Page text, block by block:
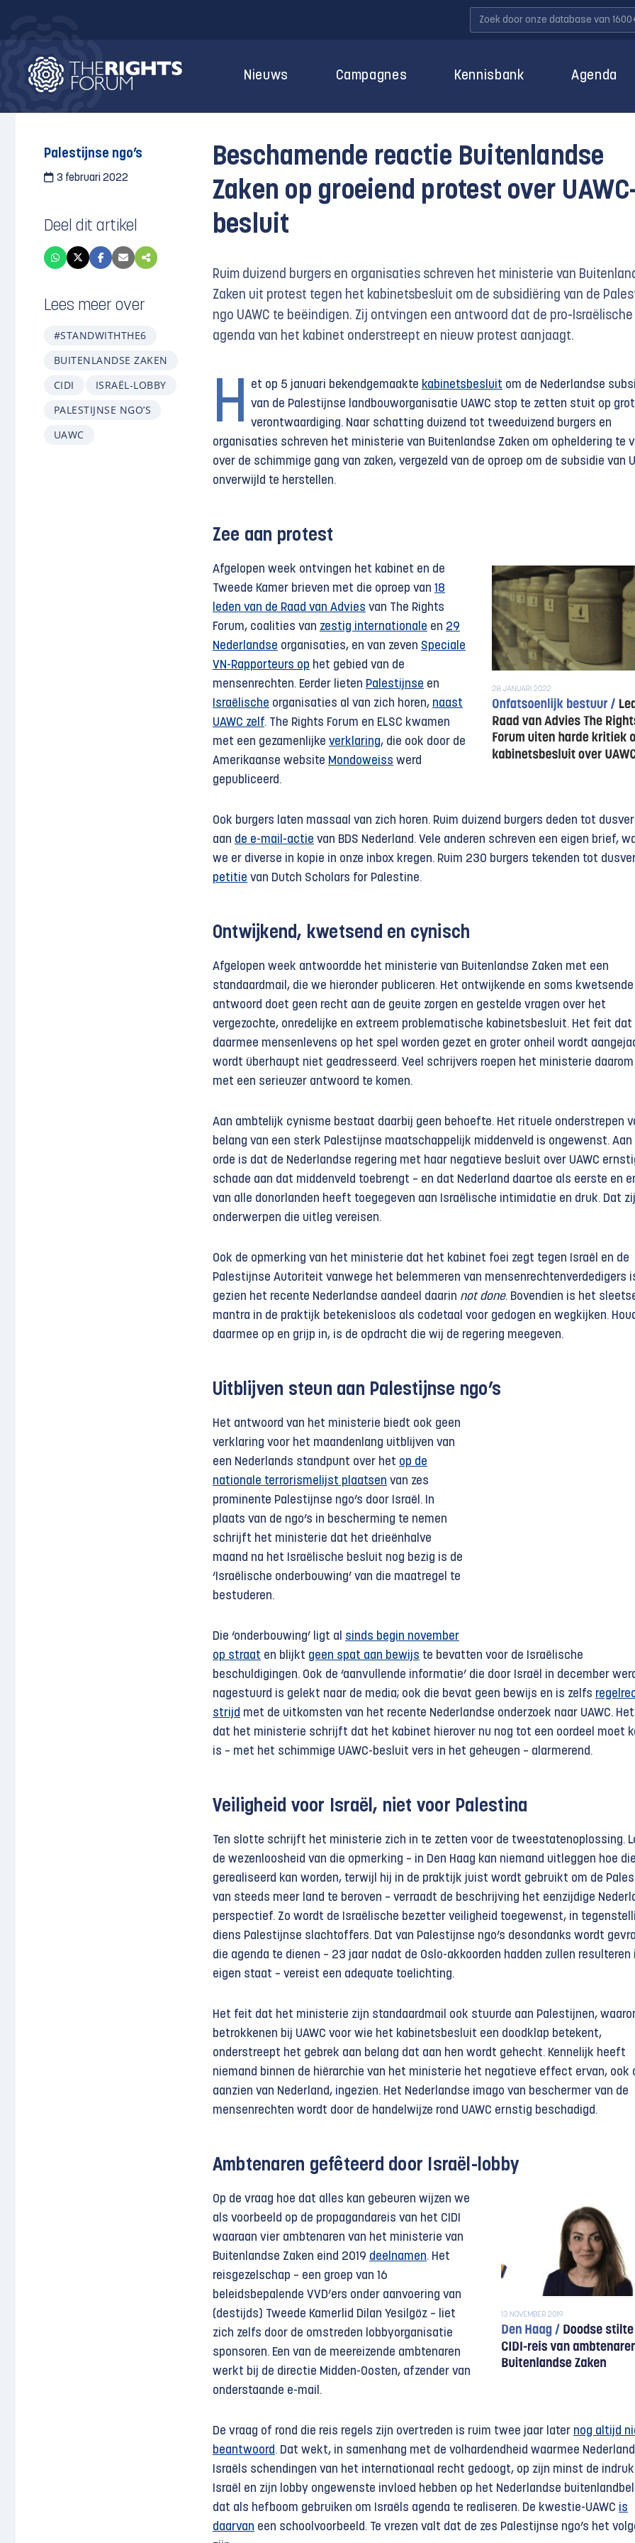
Nieuws Campagnes Kennisbank Agenda
Palestijnse ngo’s
3 februari 2022
Deel dit artikel
Lees meer over
#STANDWITHTHE6
BUITENLANDSE ZAKEN
CIDI
ISRAËL-LOBBY
PALESTIJNSE NGO’S
UAWC
Beschamende reactie Buitenlandse
Zaken op groeiend protest over
besluit
Ruim duizend burgers en organisaties schreven het ministerie van
Zaken uit protest tegen het kabinetsbesluit om de subsidiëring van de
ngo UAWC te beëindigen. Zij ontvingen een antwoord dat de pro-Israëlische
agenda van het kabinet onderstreept en nieuw protest aanjaagt.
H et op 5 januari bekendgemaakte kabinetsbesluit om de Nederlandse
van de Palestijnse landbouworganisatie UAWC stop te zetten stuit op
verontwaardiging. Naar schatting duizend tot tweeduizend burgers en
organisaties schreven het ministerie van Buitenlandse Zaken om opheldering te
over de schimmige gang van zaken, vergezeld van de oproep om de subsidie van
onverwijld te herstellen.
Zee aan protest
Afgelopen week ontvingen het kabinet en de
Tweede Kamer brieven met die oproep van 18
leden van de Raad van Advies van The Rights
Forum, coalities van zestig internationale en 29
Nederlandse organisaties, en van zeven Speciale
VN-Rapporteurs op het gebied van de
mensenrechten. Eerder lieten Palestijnse en
Israëlische organisaties al van zich horen, naast
UAWC zelf. The Rights Forum en ELSC kwamen
met een gezamenlijke verklaring, die ook door de
Amerikaanse website Mondoweiss werd
gepubliceerd.
Ook burgers laten massaal van zich horen. Ruim duizend burgers deden tot
aan de e-mail-actie van BDS Nederland. Vele anderen schreven een eigen brief,
we er diverse in kopie in onze inbox kregen. Ruim 230 burgers tekenden tot
petitie van Dutch Scholars for Palestine.
Ontwijkend, kwetsend en cynisch
Afgelopen week antwoordde het ministerie van Buitenlandse Zaken met een
standaardmail, die we hieronder publiceren. Het ontwijkende en soms kwetsende
antwoord doet geen recht aan de geuite zorgen en gestelde vragen over het
vergezochte, onredelijke en extreem problematische kabinetsbesluit. Het feit dat
daarmee mensenlevens op het spel worden gezet en groter onheil wordt
wordt überhaupt niet geadresseerd. Veel schrijvers roepen het ministerie daarom
met een serieuzer antwoord te komen.
Aan ambtelijk cynisme bestaat daarbij geen behoefte. Het rituele onderstrepen
belang van een sterk Palestijnse maat­schappelijk middenveld is ongewenst. Aan
orde is dat de Nederlandse regering met haar negatieve besluit over UAWC
schade aan dat middenveld toebrengt – en dat Nederland daartoe als eerste en
van alle donorlanden heeft toegegeven aan Israëlische intimidatie en druk. Dat
onderwerpen die uitleg vereisen.
Ook de opmerking van het ministerie dat het kabinet foei zegt tegen Israël en de
Palestijnse Autoriteit vanwege het belemmeren van mensenrechtenverdedigers
gezien het recente Nederlandse aandeel daarin not done. Bovendien is het
mantra in de praktijk betekenisloos als codetaal voor gedogen en wegkijken.
daarmee op en grijp in, is de opdracht die wij de regering meegeven.
Uitblijven steun aan Palestijnse ngo’s
Het antwoord van het ministerie biedt ook geen
verklaring voor het maandenlang uitblijven van
een Nederlands standpunt over het op de
nationale terrorismelijst plaatsen van zes
prominente Palestijnse ngo’s door Israël. In
plaats van de ngo’s in bescherming te nemen
schrijft het ministerie dat het drieënhalve
maand na het Israëlische besluit nog bezig is de
‘Israëlische onderbouwing’ van die maatregel te
bestuderen.
Die ‘onderbouwing’ ligt al sinds begin november
op straat en blijkt geen spat aan bewijs te bevatten voor de Israëlische
beschuldigingen. Ook de ‘aanvullende informatie’ die door Israël in december
nagestuurd is gelekt naar de media; ook die bevat geen bewijs en is zelfs
strijd met de uitkomsten van het recente Nederlandse onderzoek naar UAWC.
dat het ministerie schrijft dat het kabinet hierover nu nog tot een oordeel moet
is – met het schimmige UAWC-besluit vers in het geheugen – alarmerend.
Veiligheid voor Israël, niet voor Palestina
Ten slotte schrijft het ministerie zich in te zetten voor de tweestatenoplossing.
de wezenloosheid van die opmerking – in Den Haag kan niemand uitleggen hoe
gerealiseerd kan worden, terwijl hij in de praktijk juist wordt gebruikt om de
van steeds meer land te beroven – verraadt de beschrijving het eenzijdige
perspectief. Zo wordt de Israëlische bezetter veiligheid toegewenst, in
diens Palestijnse slachtoffers. Dat van Palestijnse ngo’s desondanks wordt
die agenda te dienen – 23 jaar nadat de Oslo-akkoorden hadden zullen resulteren
eigen staat – vereist een adequate toelichting.
Het feit dat het ministerie zijn standaardmail ook stuurde aan Palestijnen,
betrokkenen bij UAWC voor wie het kabinetsbesluit een doodklap betekent,
onderstreept het gebrek aan belang dat aan hen wordt gehecht. Kennelijk heeft
niemand binnen de hiërarchie van het ministerie het negatieve effect ervan, ook
aanzien van Nederland, ingezien. Het Nederlandse imago van beschermer van de
mensenrechten wordt door de handelwijze rond UAWC ernstig beschadigd.
Ambtenaren gefêteerd door Israël-lobby
Op de vraag hoe dat alles kan gebeuren wijzen we
als voorbeeld op de propagandareis van het CIDI
waaraan vier ambtenaren van het ministerie van
Buitenlandse Zaken eind 2019 deelnamen. Het
reisgezelschap – een groep van 16
beleidsbepalende VVD’ers onder aanvoering van
(destijds) Tweede Kamerlid Dilan Yesilgöz – liet
zich zelfs door de omstreden lobbyorganisatie
sponsoren. Een van de meereizende ambtenaren
werkt bij de directie Midden-Oosten, afzender van
onderstaande e-mail.
De vraag of rond die reis regels zijn overtreden is ruim twee jaar later nog altijd
beantwoord. Dat wekt, in samenhang met de volhardendheid waarmee Nederland
Israëls schendingen van het internationaal recht gedoogt, op zijn minst de
Israël en zijn lobby ongewenste invloed hebben op het Nederlandse
dat als hefboom gebruiken om Israëls agenda te realiseren. De kwestie-UAWC is
daarvan een schoolvoorbeeld. Te vrezen valt dat de zes Palestijnse ngo’s het